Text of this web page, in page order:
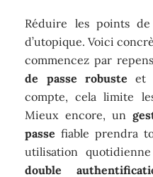
Réduire les points
d’utopique. Voici
commencez par
de passe robuste et
compte, cela limite
Mieux encore, un
passe fiable prendra
utilisation
double